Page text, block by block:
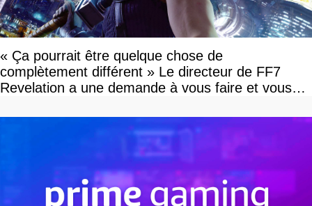
« Ça pourrait être quelque chose de
complètement différent » Le directeur de FF7
Revelation a une demande à vous faire et vous